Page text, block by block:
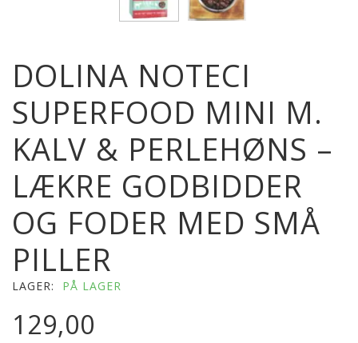
DOLINA NOTECI
SUPERFOOD MINI M.
KALV & PERLEHØNS –
LÆKRE GODBIDDER
OG FODER MED SMÅ
PILLER
LAGER: PÅ LAGER
129,00